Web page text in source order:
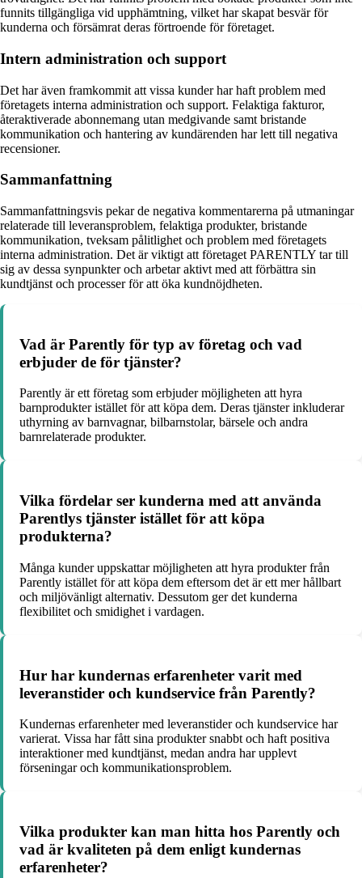
funnits tillgängliga vid upphämtning, vilket har skapat besvär för
kunderna och försämrat deras förtroende för företaget.
Intern administration och support
Det har även framkommit att vissa kunder har haft problem med
företagets interna administration och support. Felaktiga fakturor,
återaktiverade abonnemang utan medgivande samt bristande
kommunikation och hantering av kundärenden har lett till negativa
recensioner.
Sammanfattning
Sammanfattningsvis pekar de negativa kommentarerna på utmaningar
relaterade till leveransproblem, felaktiga produkter, bristande
kommunikation, tveksam pålitlighet och problem med företagets
interna administration. Det är viktigt att företaget PARENTLY tar till
sig av dessa synpunkter och arbetar aktivt med att förbättra sin
kundtjänst och processer för att öka kundnöjdheten.
Vad är Parently för typ av företag och vad
erbjuder de för tjänster?
Parently är ett företag som erbjuder möjligheten att hyra
barnprodukter istället för att köpa dem. Deras tjänster inkluderar
uthyrning av barnvagnar, bilbarnstolar, bärsele och andra
barnrelaterade produkter.
Vilka fördelar ser kunderna med att använda
Parentlys tjänster istället för att köpa
produkterna?
Många kunder uppskattar möjligheten att hyra produkter från
Parently istället för att köpa dem eftersom det är ett mer hållbart
och miljövänligt alternativ. Dessutom ger det kunderna
flexibilitet och smidighet i vardagen.
Hur har kundernas erfarenheter varit med
leveranstider och kundservice från Parently?
Kundernas erfarenheter med leveranstider och kundservice har
varierat. Vissa har fått sina produkter snabbt och haft positiva
interaktioner med kundtjänst, medan andra har upplevt
förseningar och kommunikationsproblem.
Vilka produkter kan man hitta hos Parently och
vad är kvaliteten på dem enligt kundernas
erfarenheter?